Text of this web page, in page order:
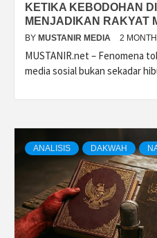
KETIKA KEBODOHAN
MENJADIKAN RAKYAT
BY MUSTANIR MEDIA 2
MUSTANIR.net – Fenomena
media sosial bukan sekadar
ANALISIS DAKWAH